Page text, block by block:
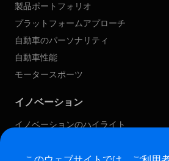
製品ポートフォリオ
プラットフォームアプローチ
自動車のパーソナリティ
自動車性能
モータースポーツ
イノベーション
イノベーションのハイライト
ソフトウェア定義型自動車